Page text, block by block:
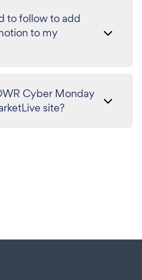
to follow to add
to my
Cyber Monday
site?